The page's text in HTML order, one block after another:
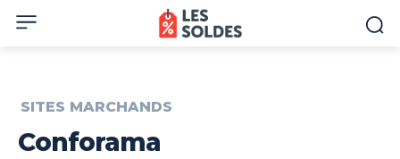
SITES MARCHANDS
Conforama